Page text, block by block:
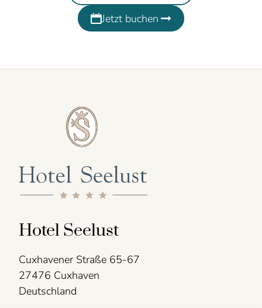
Jetzt buchen
Hotel Seelust
Cuxhavener Straße 65-67
27476 Cuxhaven
Deutschland